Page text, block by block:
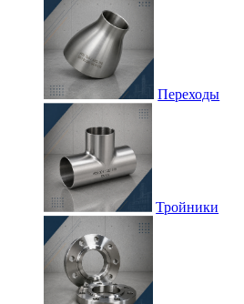
Переходы
Тройники